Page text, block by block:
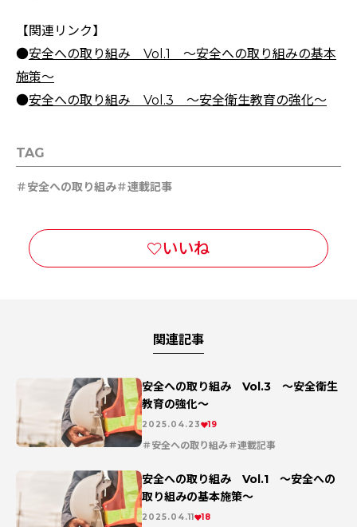
【関連リンク】
●安全への取り組み Vol.1 ～安全への取り組みの基本
施策～
●安全への取り組み Vol.3 ～安全衛生教育の強化～
TAG
安全への取り組み 連載記事
関連記事
安全への取り組み Vol.3 ～安全衛生
教育の強化～
2025.04.23 19
安全への取り組み 連載記事
安全への取り組み Vol.1 ～安全への
取り組みの基本施策～
2025.04.11 18